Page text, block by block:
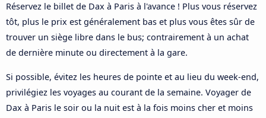
Réservez le billet de Dax à Paris à l'avance ! Plus vous réservez
tôt, plus le prix est généralement bas et plus vous êtes sûr de
trouver un siège libre dans le bus; contrairement à un achat
de dernière minute ou directement à la gare.
Si possible, évitez les heures de pointe et au lieu du week-end,
privilégiez les voyages au courant de la semaine. Voyager de
Dax à Paris le soir ou la nuit est à la fois moins cher et moins